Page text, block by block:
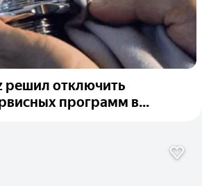
решил отключить
программ в...